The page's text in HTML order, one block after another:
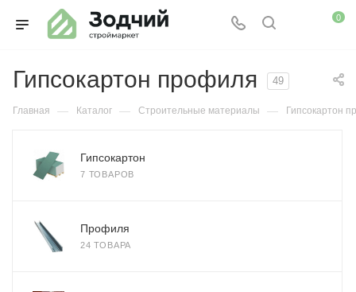
0
Гипсокартон профиля 49
Главная — Каталог — Строительные материалы — Гипсокартон
Гипсокартон
7 ТОВАРОВ
Профиля
24 ТОВАРА